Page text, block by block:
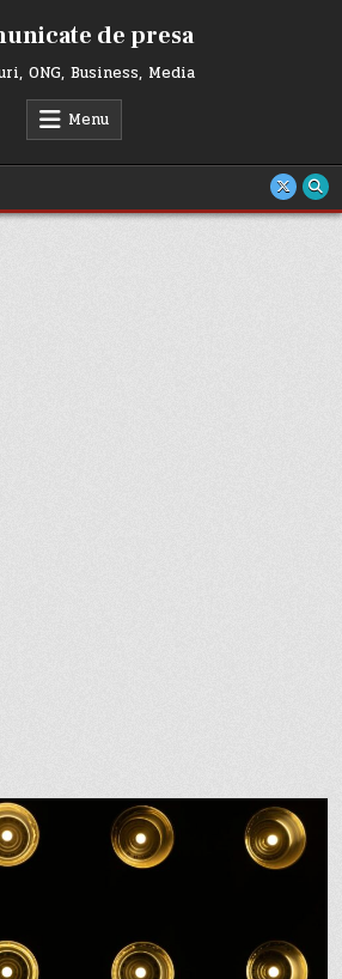
de presa
ONG, Business, Media
Menu